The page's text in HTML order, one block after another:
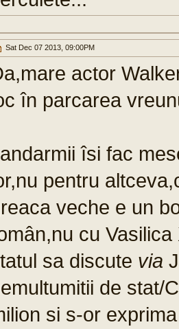
Sat Dec 07 2013, 09:00PM
actor
în parcarea
îsi fac
pentru
veche e un
cu
sa discute via
de stat/
si s-or